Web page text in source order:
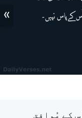
»
کے مُوافِق